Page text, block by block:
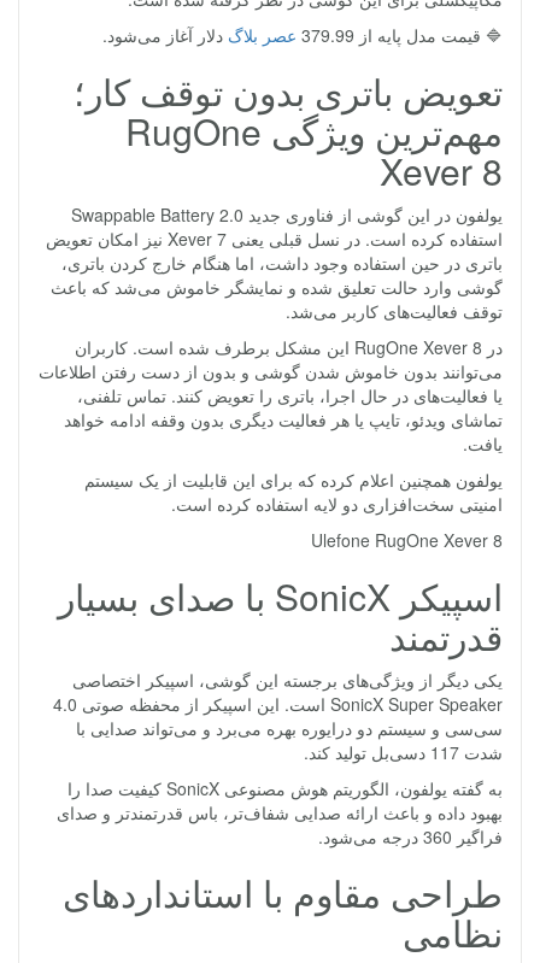
🔷 قیمت مدل پایه از 379.99
عصر بلاگ دلار آغاز می‌شود.
تعویض باتری بدون توقف کار؛
مهم‌ترین ویژگی RugOne
Xever 8
یولفون در این گوشی از فناوری جدید Swappable Battery 2.0
استفاده کرده است. در نسل قبلی یعنی Xever 7 نیز امکان تعویض
باتری در حین استفاده وجود داشت، اما هنگام خارج کردن باتری،
گوشی وارد حالت تعلیق شده و نمایشگر خاموش می‌شد که باعث
توقف فعالیت‌های کاربر می‌شد.
در RugOne Xever 8 این مشکل برطرف شده است. کاربران
می‌توانند بدون خاموش شدن گوشی و بدون از دست رفتن اطلاعات
یا فعالیت‌های در حال اجرا، باتری را تعویض کنند. تماس تلفنی،
تماشای ویدئو، تایپ یا هر فعالیت دیگری بدون وقفه ادامه خواهد
یافت.
یولفون همچنین اعلام کرده که برای این قابلیت از یک سیستم
امنیتی سخت‌افزاری دو لایه استفاده کرده است.
Ulefone RugOne Xever 8
اسپیکر SonicX با صدای بسیار
قدرتمند
یکی دیگر از ویژگی‌های برجسته این گوشی، اسپیکر اختصاصی
SonicX Super Speaker است. این اسپیکر از محفظه صوتی 4.0
سی‌سی و سیستم دو درایوره بهره می‌برد و می‌تواند صدایی با
شدت 117 دسی‌بل تولید کند.
به گفته یولفون، الگوریتم هوش مصنوعی SonicX کیفیت صدا را
بهبود داده و باعث ارائه صدایی شفاف‌تر، باس قدرتمندتر و صدای
فراگیر 360 درجه می‌شود.
طراحی مقاوم با استانداردهای
نظامی